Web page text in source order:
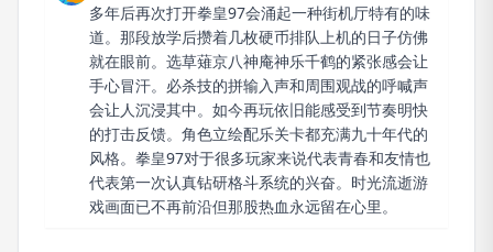
多年后再次打开拳皇97会涌起一种街机厅特有的味
道。那段放学后攒着几枚硬币排队上机的日子仿佛
就在眼前。选草薙京八神庵神乐千鹤的紧张感会让
手心冒汗。必杀技的拼输入声和周围观战的呼喊声
会让人沉浸其中。如今再玩依旧能感受到节奏明快
的打击反馈。角色立绘配乐关卡都充满九十年代的
风格。拳皇97对于很多玩家来说代表青春和友情也
代表第一次认真钻研格斗系统的兴奋。时光流逝游
戏画面已不再前沿但那股热血永远留在心里。